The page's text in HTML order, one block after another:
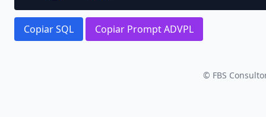
Copiar SQL Copiar Prompt ADVPL
© FBS